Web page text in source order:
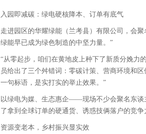
入园即减碳：绿电硬核降本、订单有底气
走进园区的华耀绿能（兰考县）有限公司，会
绿能早已成为绿色制造的中坚力量。”
“从零起步，咱们在黄地皮上种下了新质分娩力
员给出了三个舛错词：零碳计策、营商环境和
一句标语，是实打实的举止效果。”
以绿电为媒、生态惠企——现场不少会聚名东谈
了拿到全球订单的硬通货、诱惑技俩落户的竞争
资源变老本，乡村振兴显实效